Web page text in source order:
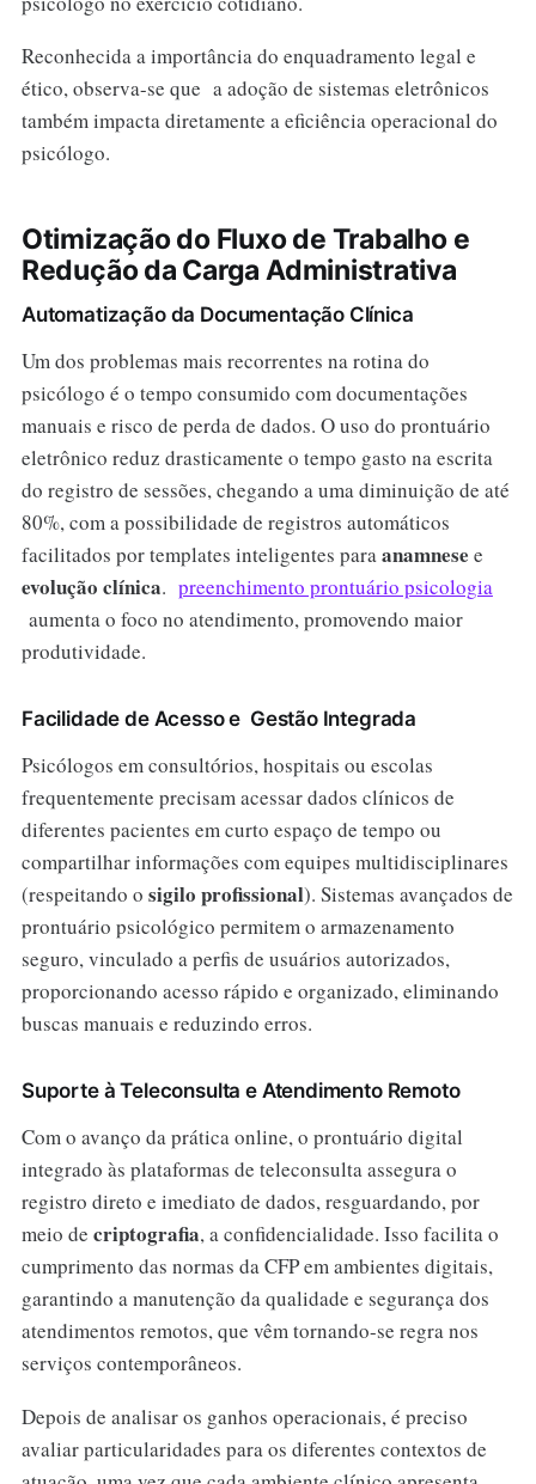
Reconhecida a importância do enquadramento legal e
ético, observa-se que a adoção de sistemas eletrônicos
também impacta diretamente a eficiência operacional do
psicólogo.
Otimização do Fluxo de Trabalho e
Redução da Carga Administrativa
Automatização da Documentação Clínica
Um dos problemas mais recorrentes na rotina do
psicólogo é o tempo consumido com documentações
manuais e risco de perda de dados. O uso do prontuário
eletrônico reduz drasticamente o tempo gasto na escrita
do registro de sessões, chegando a uma diminuição de até
80%, com a possibilidade de registros automáticos
facilitados por templates inteligentes paraanamnese e
evolução clínica. preenchimento prontuário psicologia
aumenta o foco no atendimento, promovendo maior
produtividade.
Facilidade de Acesso e Gestão Integrada
Psicólogos em consultórios, hospitais ou escolas
frequentemente precisam acessar dados clínicos de
diferentes pacientes em curto espaço de tempo ou
compartilhar informações com equipes multidisciplinares
(respeitando o sigilo profissional). Sistemas avançados de
prontuário psicológico permitem o armazenamento
seguro, vinculado a perfis de usuários autorizados,
proporcionando acesso rápido e organizado, eliminando
buscas manuais e reduzindo erros.
Suporte à Teleconsulta e Atendimento Remoto
Com o avanço da prática online, o prontuário digital
integrado às plataformas de teleconsulta assegura o
registro direto e imediato de dados, resguardando, por
meio de criptografia, a confidencialidade. Isso facilita o
cumprimento das normas da CFP em ambientes digitais,
garantindo a manutenção da qualidade e segurança dos
atendimentos remotos, que vêm tornando-se regra nos
serviços contemporâneos.
Depois de analisar os ganhos operacionais, é preciso
avaliar particularidades para os diferentes contextos de